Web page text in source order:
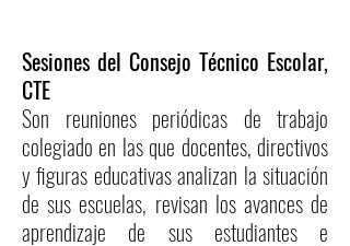
Sesiones del Consejo Técnico Escolar,
CTE
Son reuniones periódicas de trabajo
colegiado en las que docentes, directivos
y figuras educativas analizan la situación
de sus escuelas, revisan los avances de
aprendizaje de sus estudiantes e